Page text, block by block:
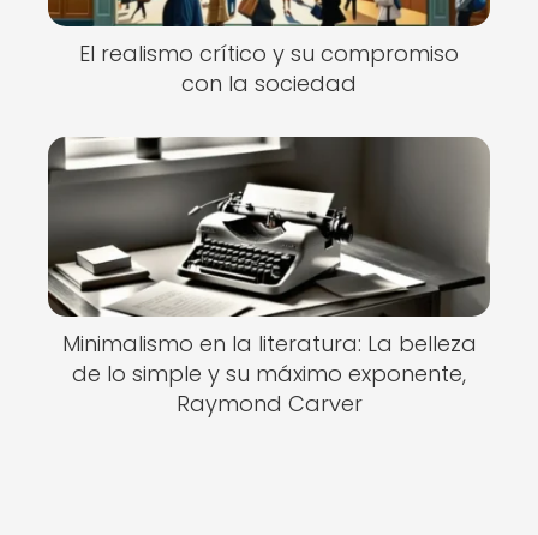
El realismo crítico y su compromiso
con la sociedad
Minimalismo en la literatura: La belleza
de lo simple y su máximo exponente,
Raymond Carver